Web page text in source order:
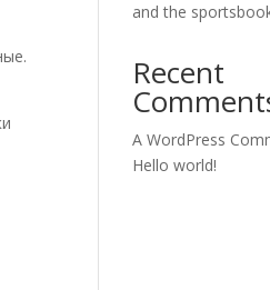
and the
Recent
A WordPress
Hello world!